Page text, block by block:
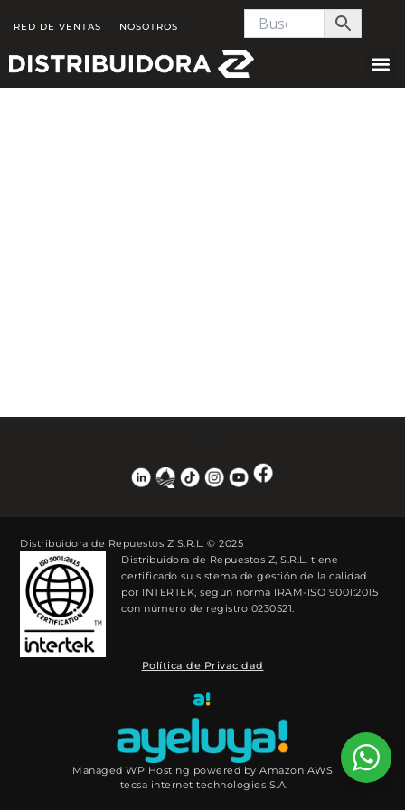
content
RED DE VENTAS NOSOTROS
Distribuidora de Repuestos Z S.R.L. © 2025
Distribuidora de Repuestos Z, S.R.L. tiene
certificado su sistema de gestión de la calidad
por INTERTEK, según norma IRAM-ISO 9001:2015
con número de registro 0230521.
Política de Privacidad
Managed WP Hosting powered by Amazon AWS
itecsa internet technologies S.A.